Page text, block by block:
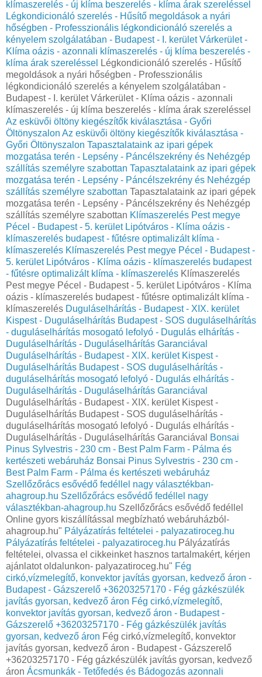
klímaszerelés - új klíma beszerelés - klíma árak szereléssel
Légkondicionáló szerelés - Hűsítő megoldások a nyári
hőségben - Professzionális légkondicionáló szerelés a
kényelem szolgálatában - Budapest - I. kerület Várkerület -
Klíma oázis - azonnali klímaszerelés - új klíma beszerelés -
klíma árak szereléssel
Légkondicionáló szerelés - Hűsítő
megoldások a nyári hőségben - Professzionális
légkondicionáló szerelés a kényelem szolgálatában -
Budapest - I. kerület Várkerület - Klíma oázis - azonnali
klímaszerelés - új klíma beszerelés - klíma árak szereléssel
Az esküvői öltöny kiegészítők kiválasztása - Győri
Öltönyszalon Az esküvői öltöny kiegészítők kiválasztása -
Győri Öltönyszalon Tapasztalataink az ipari gépek
mozgatása terén - Lepsény - Páncélszekrény és Nehézgép
szállítás személyre szabottan Tapasztalataink az ipari gépek
mozgatása terén - Lepsény - Páncélszekrény és Nehézgép
szállítás személyre szabottan Tapasztalataink az ipari gépek
mozgatása terén - Lepsény - Páncélszekrény és Nehézgép
szállítás személyre szabottan Klímaszerelés Pest megye
Pécel - Budapest - 5. kerület Lipótváros - Klíma oázis -
klímaszerelés budapest - fűtésre optimalizált klíma -
klímaszerelés Klímaszerelés Pest megye Pécel - Budapest -
5. kerület Lipótváros - Klíma oázis - klímaszerelés budapest
- fűtésre optimalizált klíma - klímaszerelés Klímaszerelés
Pest megye Pécel - Budapest - 5. kerület Lipótváros - Klíma
oázis - klímaszerelés budapest - fűtésre optimalizált klíma -
klímaszerelés Duguláselhárítás - Budapest - XIX. kerület
Kispest - Duguláselhárítás Budapest - SOS duguláselhárítás
- duguláselhárítás mosogató lefolyó - Dugulás elhárítás -
Duguláselhárítás - Duguláselhárítás Garanciával
Duguláselhárítás - Budapest - XIX. kerület Kispest -
Duguláselhárítás Budapest - SOS duguláselhárítás -
duguláselhárítás mosogató lefolyó - Dugulás elhárítás -
Duguláselhárítás - Duguláselhárítás Garanciával
Duguláselhárítás - Budapest - XIX. kerület Kispest -
Duguláselhárítás Budapest - SOS duguláselhárítás -
duguláselhárítás mosogató lefolyó - Dugulás elhárítás -
Duguláselhárítás - Duguláselhárítás Garanciával
Bonsai
Pinus Sylvestris - 230 cm - Best Palm Farm - Pálma és
kertészeti webáruház Bonsai Pinus Sylvestris - 230 cm -
Best Palm Farm - Pálma és kertészeti webáruház
Szellőzőrács esővédő fedéllel nagy választékban-
ahagroup.hu Szellőzőrács esővédő fedéllel nagy
választékban-ahagroup.hu Szellőzőrács esővédő fedéllel
Online gyors kiszállítással megbízható webáruházból-
ahagroup.hu" Pályázatírás feltételei - palyazatiroceg.hu
Pályázatírás feltételei - palyazatiroceg.hu Pályázatírás
feltételei, olvassa el cikkeinket hasznos tartalmakért, kérjen
ajánlatot oldalunkon- palyazatiroceg.hu" Fég
cirkó,vízmelegítő, konvektor javítás gyorsan, kedvező áron -
Budapest - Gázszerelő +36203257170 - Fég gázkészülék
javítás gyorsan, kedvező áron Fég cirkó,vízmelegítő,
konvektor javítás gyorsan, kedvező áron - Budapest -
Gázszerelő +36203257170 - Fég gázkészülék javítás
gyorsan, kedvező áron Fég cirkó,vízmelegítő, konvektor
javítás gyorsan, kedvező áron - Budapest - Gázszerelő
+36203257170 - Fég gázkészülék javítás gyorsan, kedvező
áron Ácsmunkák - Tetőfedés és Bádogozás azonnali